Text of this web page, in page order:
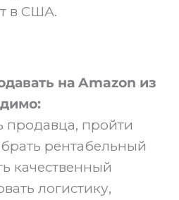
в США.
на Amazon из
продавца, пройти
рентабельный
качественный
логистику,